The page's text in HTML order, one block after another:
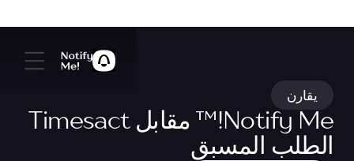
يقارن
Notify Me!
™
مقابل Timesact
الطلب المسبق